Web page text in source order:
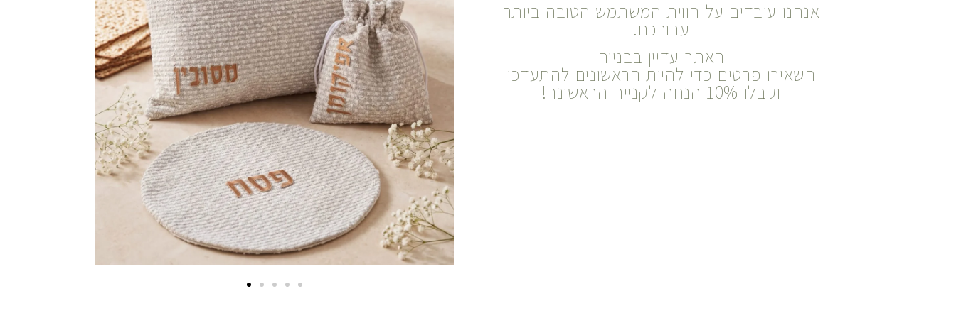
אנחנו עובדים על חווית המשתמש הטובה ביותר
עבורכם.
האתר עדיין בבנייה
השאירו פרטים כדי להיות הראשונים להתעדכן
וקבלו 10% הנחה לקנייה הראשונה!